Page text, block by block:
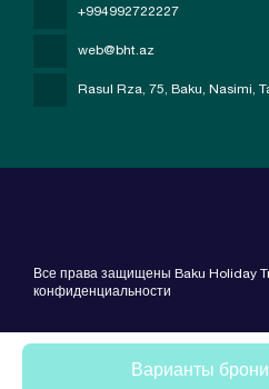
Варианты
+994992722227
web@bht.az
Rasul Rza, 75, Baku, Nasimi,
Все права защищены Baku Holiday
конфиденциальности